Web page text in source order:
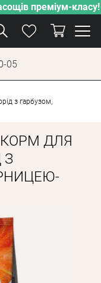
преміум-класу!
05
з гарбузом,
ДЛЯ
З